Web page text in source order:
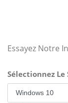
Essayez Notre
Sélectionnez